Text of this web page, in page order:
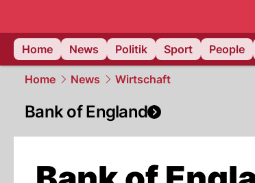
Home
News Politik Sport People
Home News Wirtschaft
Bank of England